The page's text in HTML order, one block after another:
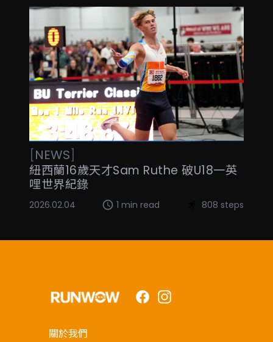
[NEWS]
紐西蘭16歲天才Sam Ruthe 破U18一英
哩世界紀錄
2026.02.04 1 min read 808 steps
FacebookInstagram
關於我們